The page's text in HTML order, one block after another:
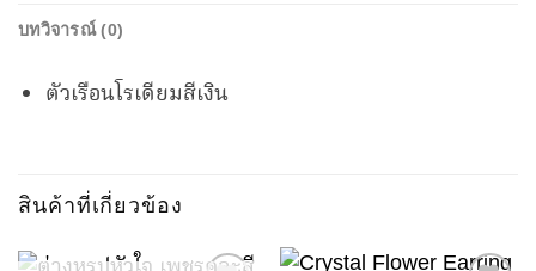
บทวิจารณ์ (0)
ตัวเรือนโรเดียมสีเงิน
สินค้าที่เกี่ยวข้อง